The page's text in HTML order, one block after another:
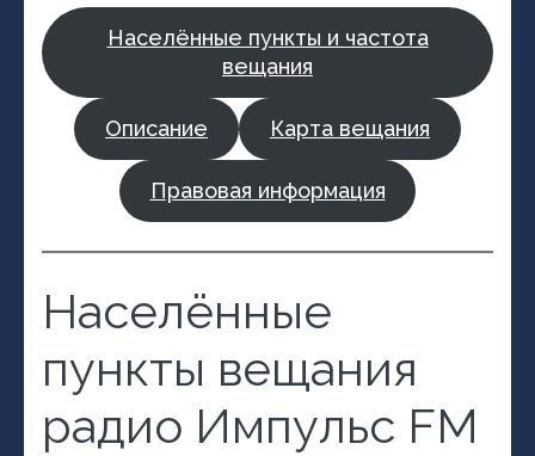
Населённые пункты и частота
вещания
Описание Карта вещания
Правовая информация
Населённые
пункты вещания
радио Импульс FM